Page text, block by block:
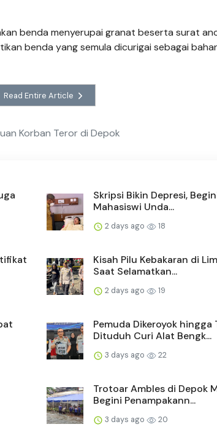
benda menyerupai granat beserta surat
benda yang semula dicurigai sebagai
Read Entire Article
Korban Teror di Depok
Skripsi Bikin Depresi,
Mahasiswi Unda...
2 days ago 18
Kisah Pilu Kebakaran di
Saat Selamatkan...
2 days ago 19
Pemuda Dikeroyok hingga
Dituduh Curi Alat Bengk...
3 days ago 22
Trotoar Ambles di Depok
Begini Penampakann...
3 days ago 20